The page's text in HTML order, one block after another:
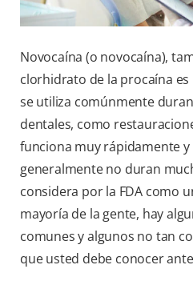
Novocaína (o novocaína),
clorhidrato de la procaína
se utiliza comúnmente
dentales, como
funciona muy rápidamente y
generalmente no duran
considera por la FDA como
mayoría de la gente, hay
comunes y algunos no tan
que usted debe conocer